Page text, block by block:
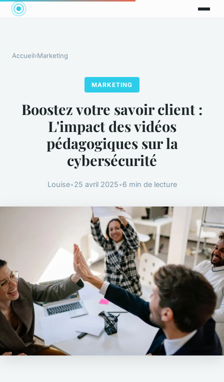
Accueil›Marketing
MARKETING
Boostez votre savoir client :
L'impact des vidéos
pédagogiques sur la
cybersécurité
Louise•25 avril 2025•6 min de lecture